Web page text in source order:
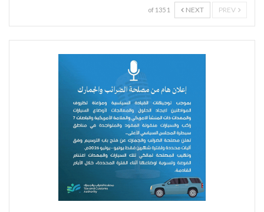
NEXT
1 of 135